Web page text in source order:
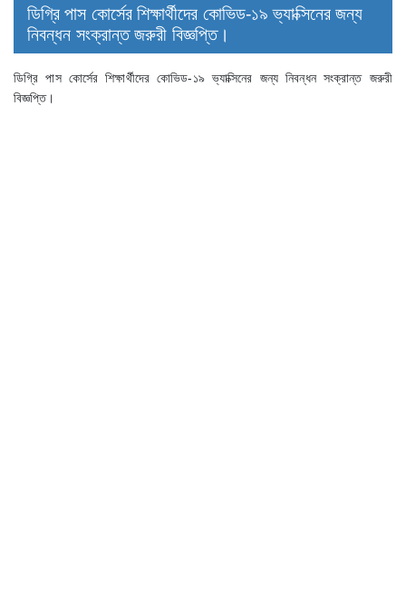
ডিগ্রি পাস কোর্সের শিক্ষার্থীদের কোভিড-১৯ ভ্যাক্সিনের জন্য
নিবন্ধন সংক্রান্ত জরুরী বিজ্ঞপ্তি।
ডিগ্রি পাস কোর্সের শিক্ষার্থীদের কোভিড-১৯ ভ্যাক্সিনের জন্য নিবন্ধন সংক্রান্ত জরুরী
বিজ্ঞপ্তি।